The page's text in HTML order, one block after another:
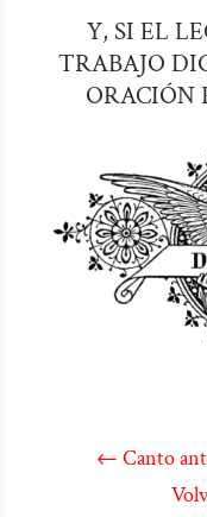
Y, SI EL
TRABAJO
ORACIÓN
← Canto